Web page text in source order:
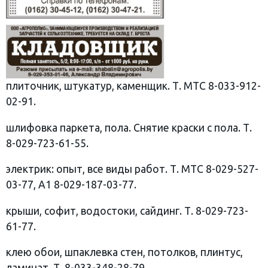
плиточник, штукатур, каменщик. Т. МТС 8-033-912-
02-91.
шлифовка паркета, пола. Снятие краски с пола. Т.
8-029-723-61-55.
электрик: опыт, все виды работ. Т. МТС 8-029-527-
03-77, А1 8-029-187-03-77.
крыши, софит, водостоки, сайдинг. Т. 8-029-723-
61-77.
клею обои, шпаклевка стен, потолков, плинтус,